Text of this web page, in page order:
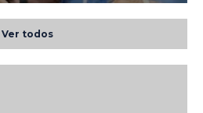
Ver todos